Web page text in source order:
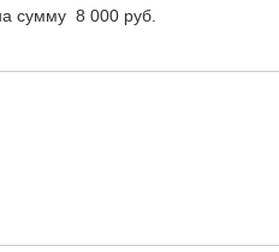
сумму 8 000 руб.